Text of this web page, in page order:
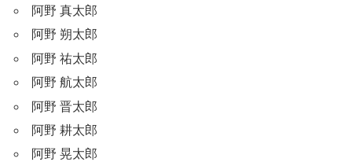
阿野 真太郎
阿野 朔太郎
阿野 祐太郎
阿野 航太郎
阿野 晋太郎
阿野 耕太郎
阿野 晃太郎